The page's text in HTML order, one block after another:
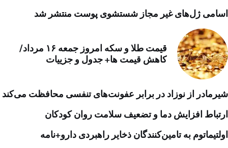
اسامی ژل‌های غیر مجاز شستشوی پوست منتشر شد
قیمت طلا و سکه امروز جمعه ۱۶ مرداد/
کاهش قیمت ها+ جدول و جزییات
شیرمادر از نوزاد در برابر عفونت‌های تنفسی محافظت می‌کند
ارتباط افزایش دما و تضعیف سلامت روان کودکان
اولتیماتوم به تامین‌کنندگان ذخایر راهبردی دارو+نامه